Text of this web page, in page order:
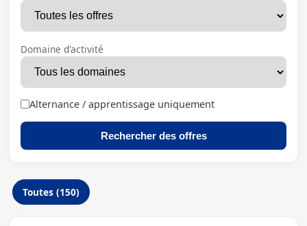
Domaine d'activité
Alternance / apprentissage uniquement
Rechercher des offres
Toutes (150)